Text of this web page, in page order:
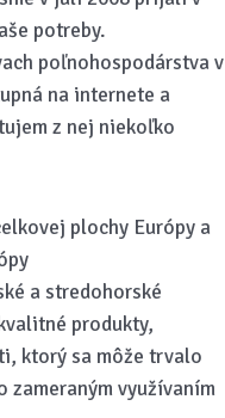
potreby.
poľnohospodárstva v
na internete a
z nej niekoľko
plochy Európy a
a stredohorské
produkty,
ktorý sa môže trvalo
využívaním